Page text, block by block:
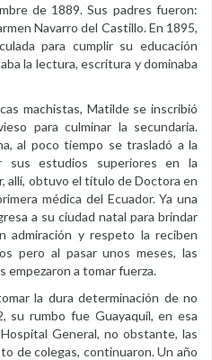
de 1889. Sus padres fueron:
Navarro del Castillo. En 1895,
para cumplir su educación
la lectura, escritura y dominaba
machistas, Matilde se inscribió
para culminar la secundaria.
al poco tiempo se trasladó a la
sus estudios superiores en la
allí, obtuvo el título de Doctora en
médica del Ecuador. Ya una
a su ciudad natal para brindar
admiración y respeto la reciben
pero al pasar unos meses, las
empezaron a tomar fuerza.
la dura determinación de no
su rumbo fue Guayaquil, en esa
General, no obstante, las
de colegas, continuaron. Un año